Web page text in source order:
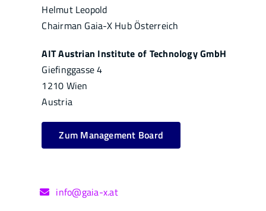
Helmut Leopold
Chairman Gaia-X Hub Österreich
AIT Austrian Institute of Technology GmbH
Giefinggasse 4
1210 Wien
Austria
Zum Management Board
info@gaia-x.at